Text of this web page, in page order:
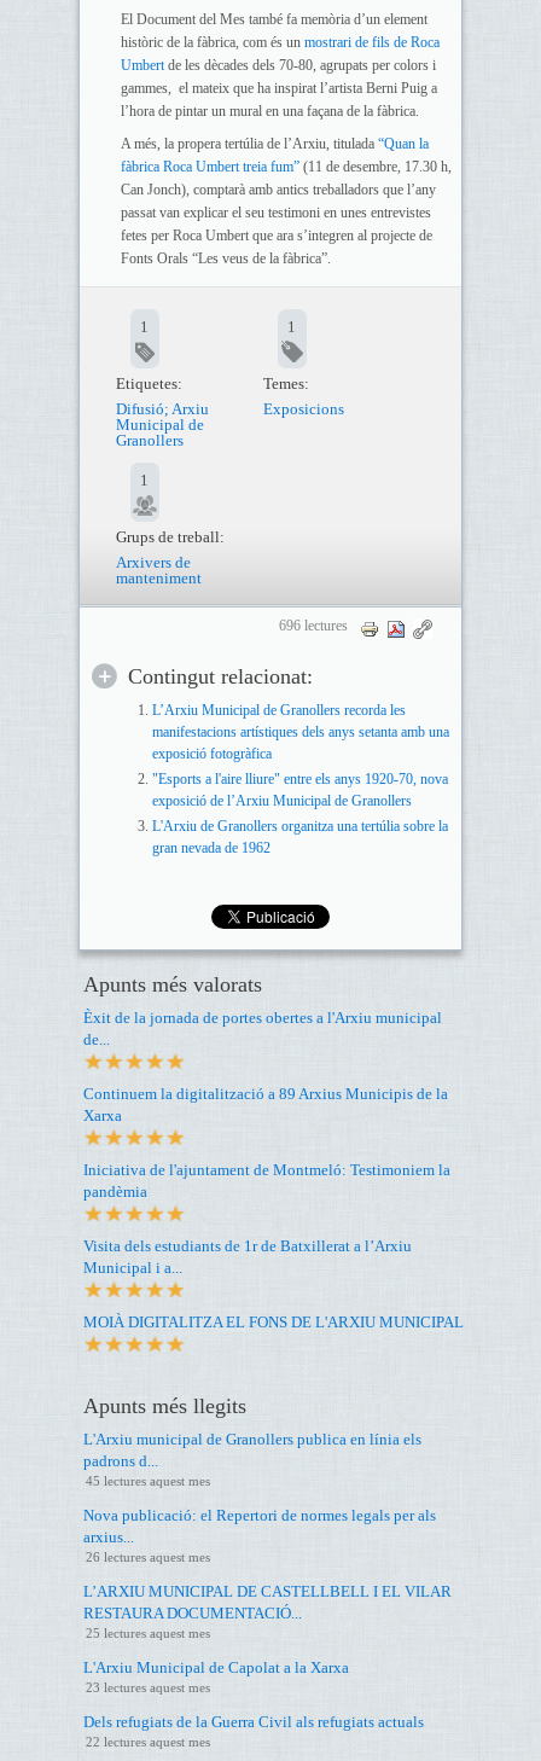
El Document del Mes també fa memòria d’un element
històric de la fàbrica, com és unmostrari de fils de Roca
Umbertde les dècades dels 70-80, agrupats per colors i
gammes, el mateix que ha inspirat l’artista Berni Puig a
l’hora de pintar un mural en una façana de la fàbrica.
A més, la propera tertúlia de l’Arxiu, titulada “Quan la
fàbrica Roca Umbert treia fum” (11 de desembre, 17.30 h,
Can Jonch), comptarà amb antics treballadors que l’any
passat van explicar el seu testimoni en unes entrevistes
fetes per Roca Umbert que ara s’integren al projecte de
Fonts Orals “Les veus de la fàbrica”.
1
Etiquetes:
Difusió; Arxiu
Municipal de
Granollers
1
Temes:
Exposicions
1
Grups de treball:
Arxivers de
manteniment
696 lectures
Contingut relacionat:
L’Arxiu Municipal de Granollers recorda les
manifestacions artístiques dels anys setanta amb una
exposició fotogràfica
"Esports a l'aire lliure" entre els anys 1920-70, nova
exposició de l’Arxiu Municipal de Granollers
L'Arxiu de Granollers organitza una tertúlia sobre la
gran nevada de 1962
Apunts més valorats
Èxit de la jornada de portes obertes a l'Arxiu municipal
de...
Continuem la digitalització a 89 Arxius Municipis de la
Xarxa
Iniciativa de l'ajuntament de Montmeló: Testimoniem la
pandèmia
Visita dels estudiants de 1r de Batxillerat a l’Arxiu
Municipal i a...
MOIÀ DIGITALITZA EL FONS DE L'ARXIU MUNICIPAL
Apunts més llegits
L'Arxiu municipal de Granollers publica en línia els
padrons d...
45 lectures aquest mes
Nova publicació: el Repertori de normes legals per als
arxius...
26 lectures aquest mes
L’ARXIU MUNICIPAL DE CASTELLBELL I EL VILAR
RESTAURA DOCUMENTACIÓ...
25 lectures aquest mes
L'Arxiu Municipal de Capolat a la Xarxa
23 lectures aquest mes
Dels refugiats de la Guerra Civil als refugiats actuals
22 lectures aquest mes